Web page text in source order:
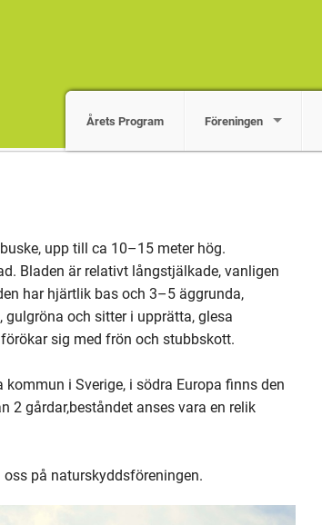
Årets Program Föreningen
upp till ca 10–15 meter hög.
Bladen är relativt långstjälkade, vanligen
har hjärtlik bas och 3–5 äggrunda,
och sitter i upprätta, glesa
sig med frön och stubbskott.
i Sverige, i södra Europa finns den
2 gårdar,beståndet anses vara en relik
på naturskyddsföreningen.